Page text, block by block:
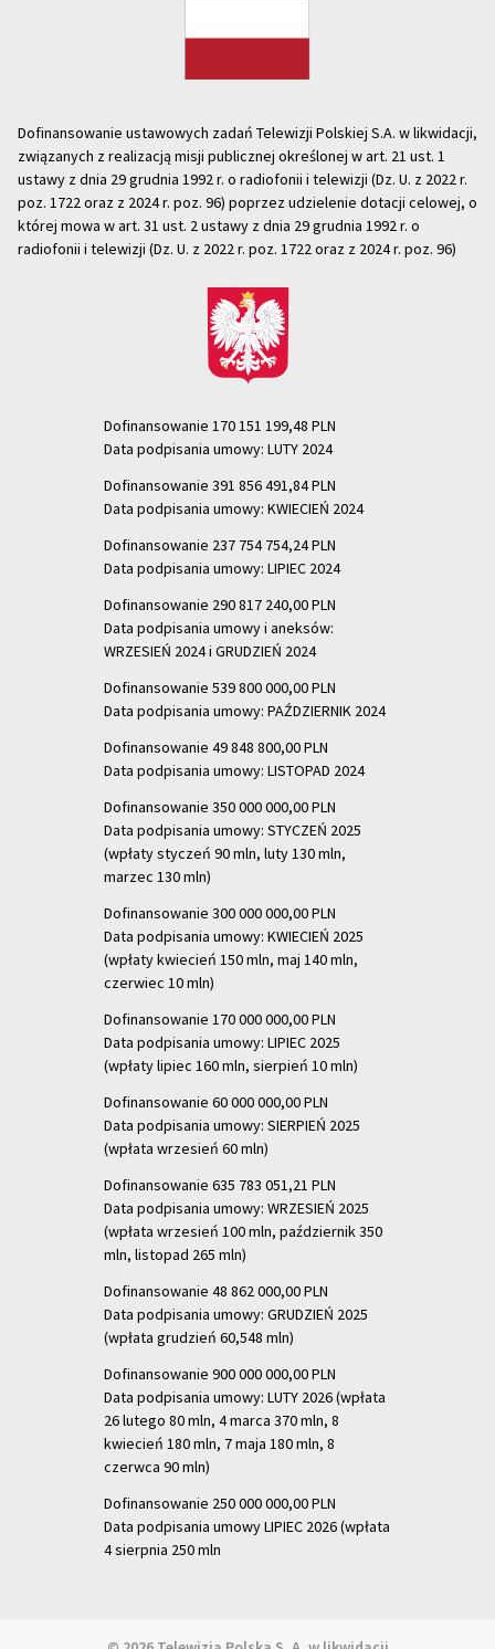
Dofinansowanie ustawowych zadań Telewizji Polskiej S.A. w likwidacji,
związanych z realizacją misji publicznej określonej w art. 21 ust. 1
ustawy z dnia 29 grudnia 1992 r. o radiofonii i telewizji (Dz. U. z 2022 r.
poz. 1722 oraz z 2024 r. poz. 96) poprzez udzielenie dotacji celowej, o
której mowa w art. 31 ust. 2 ustawy z dnia 29 grudnia 1992 r. o
radiofonii i telewizji (Dz. U. z 2022 r. poz. 1722 oraz z 2024 r. poz. 96)
Dofinansowanie 170 151 199,48 PLN
Data podpisania umowy: LUTY 2024
Dofinansowanie 391 856 491,84 PLN
Data podpisania umowy: KWIECIEŃ 2024
Dofinansowanie 237 754 754,24 PLN
Data podpisania umowy: LIPIEC 2024
Dofinansowanie 290 817 240,00 PLN
Data podpisania umowy i aneksów:
WRZESIEŃ 2024 i GRUDZIEŃ 2024
Dofinansowanie 539 800 000,00 PLN
Data podpisania umowy: PAŹDZIERNIK 2024
Dofinansowanie 49 848 800,00 PLN
Data podpisania umowy: LISTOPAD 2024
Dofinansowanie 350 000 000,00 PLN
Data podpisania umowy: STYCZEŃ 2025
(wpłaty styczeń 90 mln, luty 130 mln,
marzec 130 mln)
Dofinansowanie 300 000 000,00 PLN
Data podpisania umowy: KWIECIEŃ 2025
(wpłaty kwiecień 150 mln, maj 140 mln,
czerwiec 10 mln)
Dofinansowanie 170 000 000,00 PLN
Data podpisania umowy: LIPIEC 2025
(wpłaty lipiec 160 mln, sierpień 10 mln)
Dofinansowanie 60 000 000,00 PLN
Data podpisania umowy: SIERPIEŃ 2025
(wpłata wrzesień 60 mln)
Dofinansowanie 635 783 051,21 PLN
Data podpisania umowy: WRZESIEŃ 2025
(wpłata wrzesień 100 mln, październik 350
mln, listopad 265 mln)
Dofinansowanie 48 862 000,00 PLN
Data podpisania umowy: GRUDZIEŃ 2025
(wpłata grudzień 60,548 mln)
Dofinansowanie 900 000 000,00 PLN
Data podpisania umowy: LUTY 2026 (wpłata
26 lutego 80 mln, 4 marca 370 mln, 8
kwiecień 180 mln, 7 maja 180 mln, 8
czerwca 90 mln)
Dofinansowanie 250 000 000,00 PLN
Data podpisania umowy LIPIEC 2026 (wpłata
4 sierpnia 250 mln